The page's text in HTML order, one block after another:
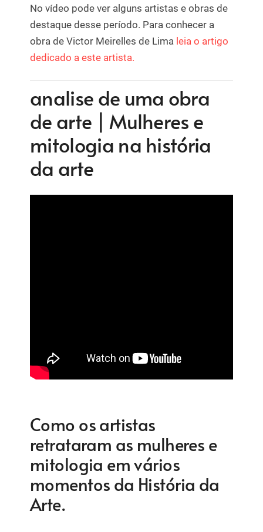
No vídeo pode ver alguns artistas e obras de
destaque desse período. Para conhecer a
obra de Victor Meirelles de Lima leia o artigo
dedicado a este artista.
analise de uma obra
de arte | Mulheres e
mitologia na história
da arte
Como os artistas
retrataram as mulheres e
mitologia em vários
momentos da História da
Arte.